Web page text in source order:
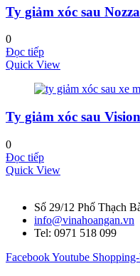
Ty giảm xóc sau
0
Đọc tiếp
Quick View
Ty giảm xóc sau
0
Đọc tiếp
Quick View
Số 29/12 Phố Thạch
info@vinahoangan.vn
Tel: 0971 518 099
FacebookYoutube